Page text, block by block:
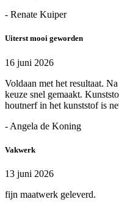
- Renate Kuiper
Uiterst mooi geworden
16 juni 2026
Voldaan met het resultaat.
keuze snel gemaakt.
houtnerf in het kunststof is
- Angela de Koning
Vakwerk
13 juni 2026
fijn maatwerk geleverd.